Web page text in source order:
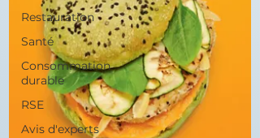
Restauration
Santé
Consommation
durable
RSE
Avis d'experts